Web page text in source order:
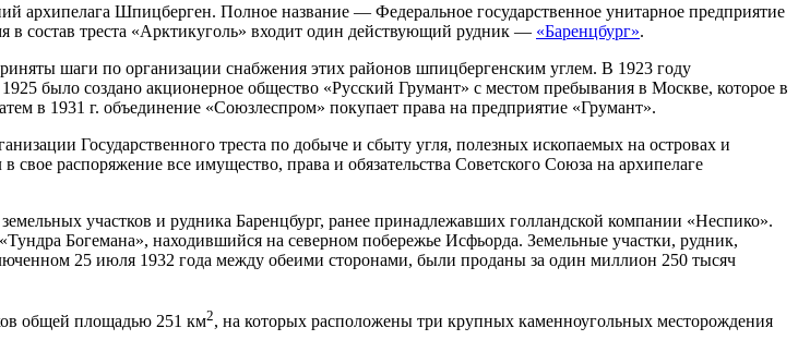
архипелага Шпицберген. Полное название — Федеральное государственное унитарное предприятие
состав треста «Арктикуголь» входит один действующий рудник — «Баренцбург».
шаги по организации снабжения этих районов шпицбергенским углем. В 1923 году
было создано акционерное общество «Русский Грумант» с местом пребывания в Москве, которое в
в 1931 г. объединение «Союзлеспром» покупает права на предприятие «Грумант».
Государственного треста по добыче и сбыту угля, полезных ископаемых на островах и
распоряжение все имущество, права и обязательства Советского Союза на архипелаге
участков и рудника Баренцбург, ранее принадлежавших голландской компании «Неспико».
Богемана», находившийся на северном побережье Исфьорда. Земельные участки, рудник,
25 июля 1932 года между обеими сторонами, были проданы за один миллион 250 тысяч
общей площадью 251 км2, на которых расположены три крупных каменноугольных месторождения